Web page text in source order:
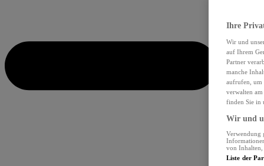
Ihre
Wir und
auf Ihrem
Partner
manche
aufrufen, um
verwalten
finden Sie in
Wir und
Verwendung
von Inhalten,
Liste der